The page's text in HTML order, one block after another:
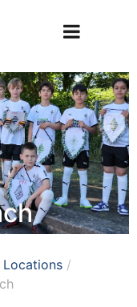
Locations/